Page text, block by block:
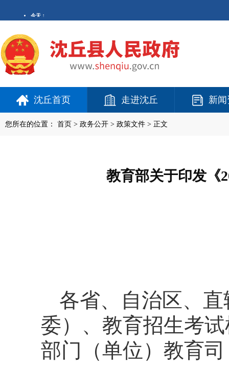
沈丘首页 走进沈丘 新
您所在的位置： 首页 > 政务公开 > 政策文件 > 正文
教育部关于印发《
各省、自治区、
委）、教育招生考
部门（单位）教育